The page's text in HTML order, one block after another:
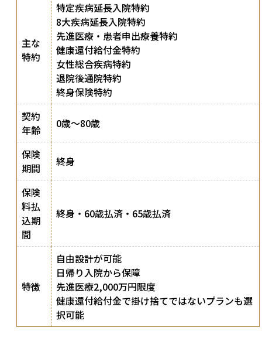
主な
特約
特定疾病延長入院特約
8大疾病延長入院特約
先進医療・患者申出療養特約
健康還付給付金特約
女性総合疾病特約
退院後通院特約
終身保険特約
契約
年齢
0歳〜80歳
保険
期間
終身
保険
料払
込期
間
終身・60歳払済・65歳払済
特徴
自由設計が可能
日帰り入院から保障
先進医療2,000万円限度
健康還付給付金で掛け捨てではないプランも選
択可能